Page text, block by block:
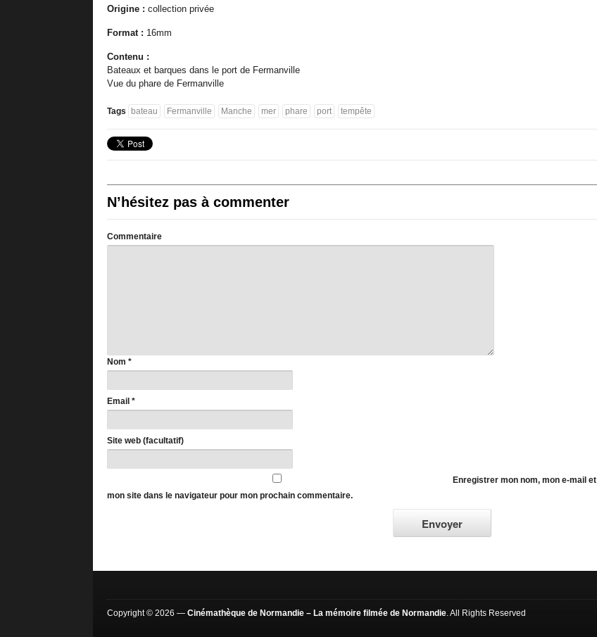
Origine : collection privée
Format : 16mm
Contenu :
Bateaux et barques dans le port de Fermanville
Vue du phare de Fermanville
Tags bateau Fermanville Manche mer phare port tempête
N’hésitez pas à commenter
Commentaire
Nom *
Email *
Site web (facultatif)
Enregistrer mon nom, mon e-mail et
mon site dans le navigateur pour mon prochain commentaire.
Copyright © 2026 — Cinémathèque de Normandie – La mémoire filmée de Normandie. All Rights Reserved